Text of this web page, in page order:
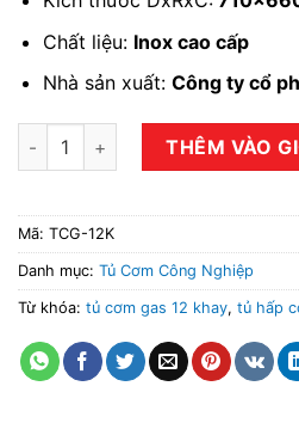
Chất liệu: Inox cao cấp
Nhà sản xuất: Công ty cổ
Tủ nấu cơm gas 12 khay TCG-
THÊM VÀO
Mã: TCG-12K
Danh mục: Tủ Cơm Công Nghiệp
Từ khóa: tủ cơm gas 12 khay, tủ hấp